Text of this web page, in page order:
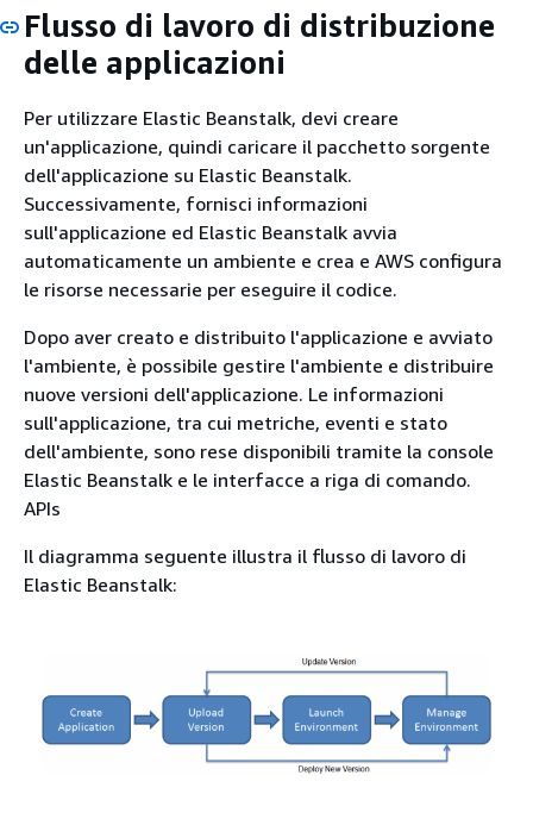
Flusso di lavoro di distribuzione
delle applicazioni
Per utilizzare Elastic Beanstalk, devi creare
un'applicazione, quindi caricare il pacchetto sorgente
dell'applicazione su Elastic Beanstalk.
Successivamente, fornisci informazioni
sull'applicazione ed Elastic Beanstalk avvia
automaticamente un ambiente e crea e AWS configura
le risorse necessarie per eseguire il codice.
Dopo aver creato e distribuito l'applicazione e avviato
l'ambiente, è possibile gestire l'ambiente e distribuire
nuove versioni dell'applicazione. Le informazioni
sull'applicazione, tra cui metriche, eventi e stato
dell'ambiente, sono rese disponibili tramite la console
Elastic Beanstalk e le interfacce a riga di comando.
APIs
Il diagramma seguente illustra il flusso di lavoro di
Elastic Beanstalk: